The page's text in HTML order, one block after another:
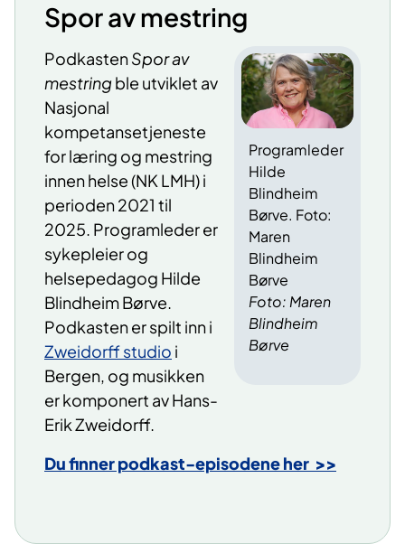
Spor av mestring
Foto: Maren
Blindheim
Børve
Programleder
Hilde
Blindheim
Børve. Foto:
Maren
Blindheim
Børve
PodkastenSpor av
mestringble utviklet av
Nasjonal
kompetansetjeneste
for læring og mestring
innen helse (NK LMH) i
perioden 2021 til
2025. Programleder er
sykepleier og
helsepedagog Hilde
Blindheim Børve.
Podkasten er spilt inn i
Zweidorff studio i
Bergen, og musikken
er komponert av Hans-
Erik Zweidorff.
Du finner podkast-episodene her >>